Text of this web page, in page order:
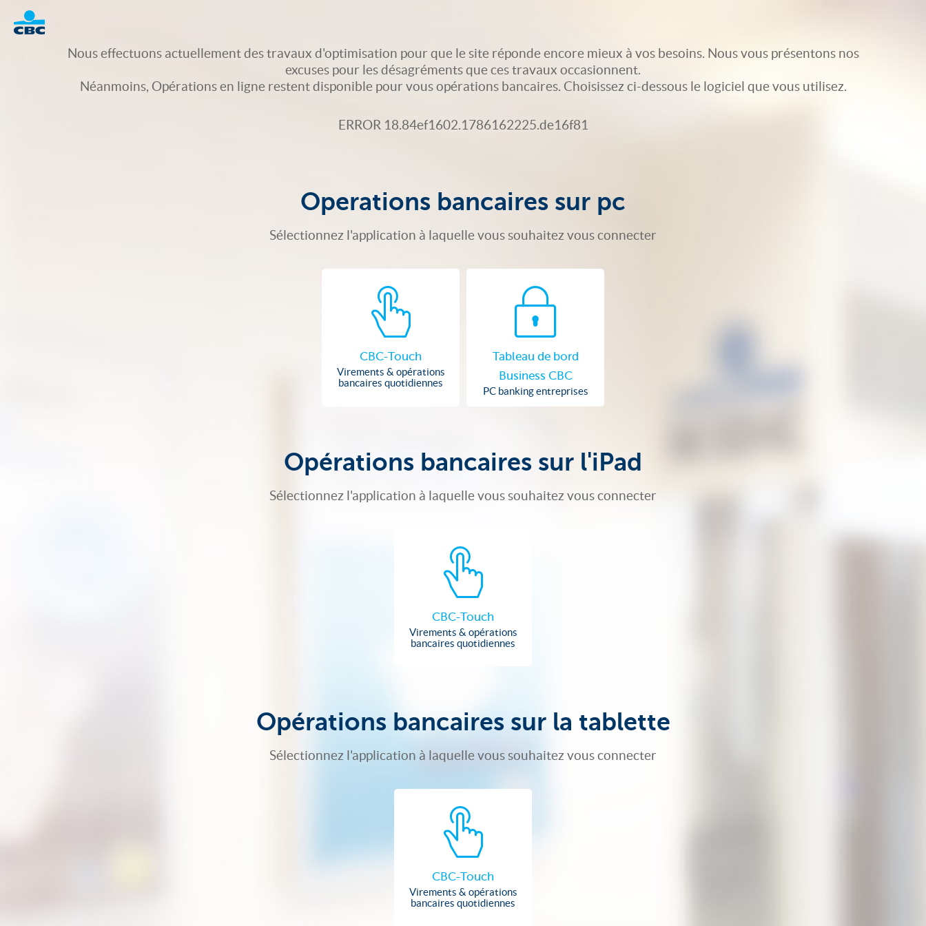
Nous effectuons actuellement des travaux d'optimisation pour que le site réponde encore mieux à vos besoins. Nous vous présentons nos
excuses pour les désagréments que ces travaux occasionnent.
Néanmoins, Opérations en ligne restent disponible pour vous opérations bancaires. Choisissez ci-dessous le logiciel que vous utilisez.
ERROR 18.84ef1602.1786162225.de16f81
Operations bancaires sur pc
Sélectionnez l'application à laquelle vous souhaitez vous connecter
CBC-Touch
Virements & opérations
bancaires quotidiennes
Tableau de bord
Business CBC
PC banking entreprises
Opérations bancaires sur l'iPad
Sélectionnez l'application à laquelle vous souhaitez vous connecter
CBC-Touch
Virements & opérations
bancaires quotidiennes
Opérations bancaires sur la tablette
Sélectionnez l'application à laquelle vous souhaitez vous connecter
CBC-Touch
Virements & opérations
bancaires quotidiennes